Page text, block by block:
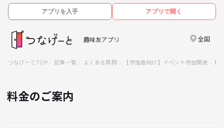
アプリを入手 アプリで開く
趣味友アプリ 全国
つなげーとTOP 記事一覧 よくある質問 【参加者向け】イベント参加関連 料
料金のご案内